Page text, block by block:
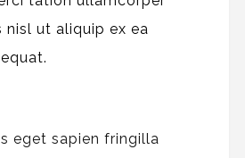
ut aliquip ex ea
eget sapien fringilla